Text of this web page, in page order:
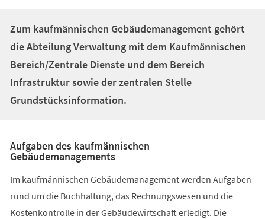
Zum kaufmännischen Gebäudemanagement gehört
die Abteilung Verwaltung mit dem Kaufmännischen
Bereich/Zentrale Dienste und dem Bereich
Infrastruktur sowie der zentralen Stelle
Grundstücksinformation.
Aufgaben des kaufmännischen
Gebäudemanagements
Im kaufmännischen Gebäudemanagement werden Aufgaben
rund um die Buchhaltung, das Rechnungswesen und die
Kostenkontrolle in der Gebäudewirtschaft erledigt. Die